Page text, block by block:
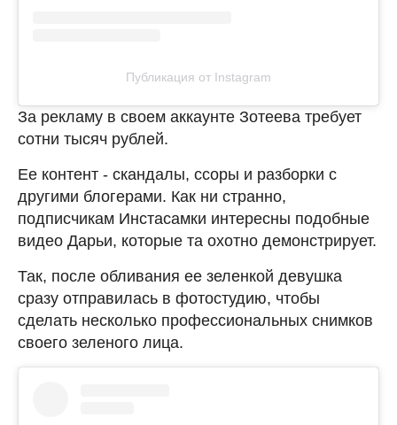
Публикация от Instagram
За рекламу в своем аккаунте Зотеева требует
сотни тысяч рублей.
Ее контент - скандалы, ссоры и разборки с
другими блогерами. Как ни странно,
подписчикам Инстасамки интересны подобные
видео Дарьи, которые та охотно демонстрирует.
Так, после обливания ее зеленкой девушка
сразу отправилась в фотостудию, чтобы
сделать несколько профессиональных снимков
своего зеленого лица.